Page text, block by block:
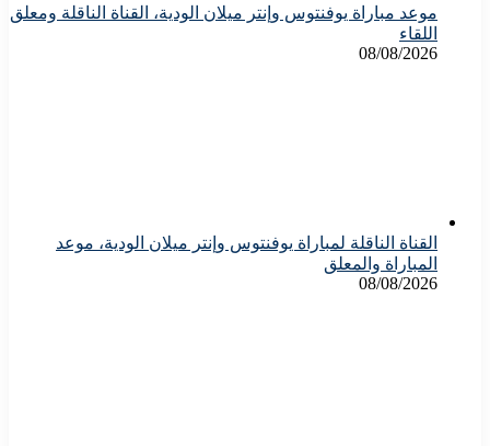
موعد مباراة يوفنتوس وإنتر ميلان الودية، القناة الناقلة ومعلق
اللقاء
08/08/2026
القناة الناقلة لمباراة يوفنتوس وإنتر ميلان الودية، موعد
المباراة والمعلق
08/08/2026